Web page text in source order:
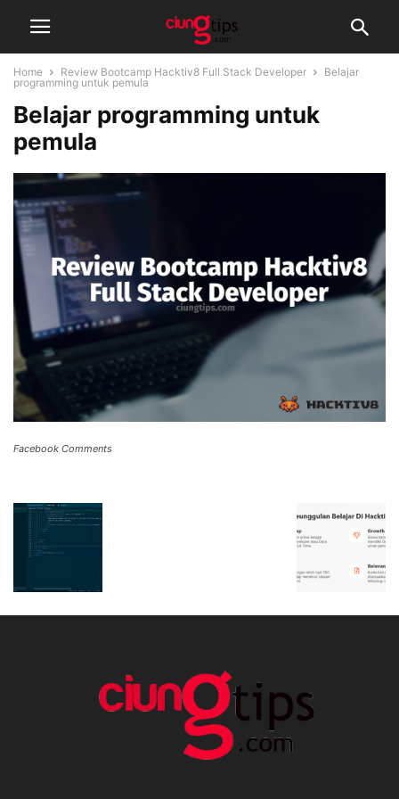
Home Review Bootcamp Hacktiv8 Full Stack Developer
Belajar
programming untuk pemula
Belajar programming untuk
pemula
Facebook Comments